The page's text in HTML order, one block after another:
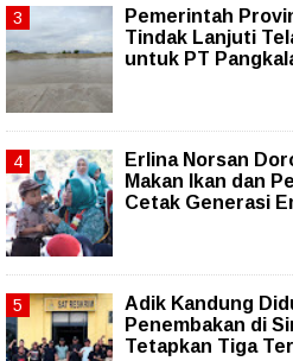
Pemerintah
Tindak Lanjuti
untuk PT
Erlina Norsan
Makan Ikan dan
Cetak Generasi
Adik Kandung
Penembakan di
Tetapkan Tiga